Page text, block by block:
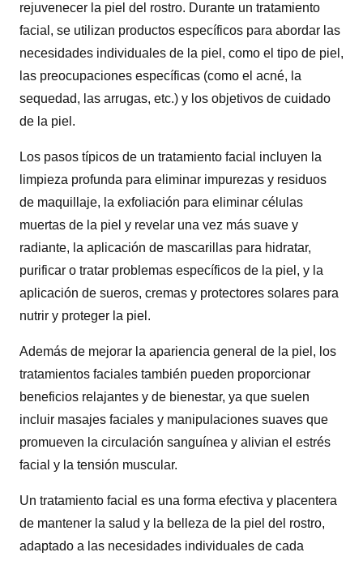
rejuvenecer la piel del rostro. Durante un tratamiento
facial, se utilizan productos específicos para abordar las
necesidades individuales de la piel, como el tipo de piel,
las preocupaciones específicas (como el acné, la
sequedad, las arrugas, etc.) y los objetivos de cuidado
de la piel.
Los pasos típicos de un tratamiento facial incluyen la
limpieza profunda para eliminar impurezas y residuos
de maquillaje, la exfoliación para eliminar células
muertas de la piel y revelar una vez más suave y
radiante, la aplicación de mascarillas para hidratar,
purificar o tratar problemas específicos de la piel, y la
aplicación de sueros, cremas y protectores solares para
nutrir y proteger la piel.
Además de mejorar la apariencia general de la piel, los
tratamientos faciales también pueden proporcionar
beneficios relajantes y de bienestar, ya que suelen
incluir masajes faciales y manipulaciones suaves que
promueven la circulación sanguínea y alivian el estrés
facial y la tensión muscular.
Un tratamiento facial es una forma efectiva y placentera
de mantener la salud y la belleza de la piel del rostro,
adaptado a las necesidades individuales de cada